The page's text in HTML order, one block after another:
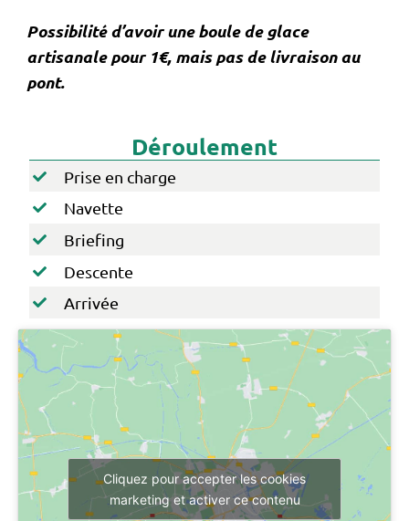
Possibilité d’avoir une boule de glace
artisanale pour 1€, mais pas de livraison au
pont.
Déroulement
Prise en charge
Navette
Briefing
Descente
Arrivée
Cliquez pour accepter les cookies
marketing et activer ce contenu